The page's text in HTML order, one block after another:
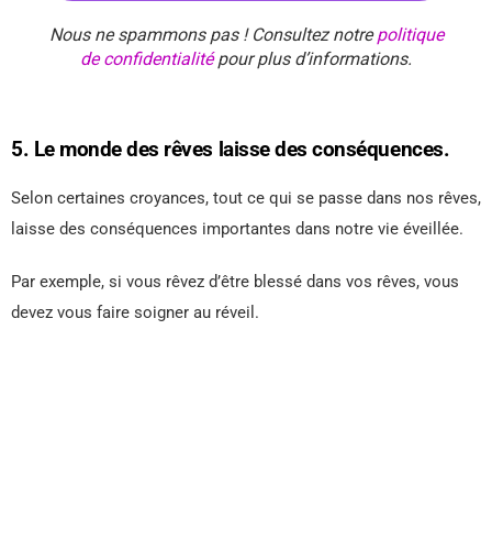
Nous ne spammons pas ! Consultez notrepolitique
de confidentialitépour plus d’informations.
5. Le monde des rêves laisse des conséquences.
Selon certaines croyances, tout ce qui se passe dans nos rêves,
laisse des conséquences importantes dans notre vie éveillée.
Par exemple, si vous rêvez d’être blessé dans vos rêves, vous
devez vous faire soigner au réveil.